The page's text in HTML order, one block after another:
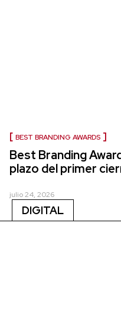
BEST BRANDING AWARDS
Best Branding
plazo del primer
julio 24, 2026
DIGITAL